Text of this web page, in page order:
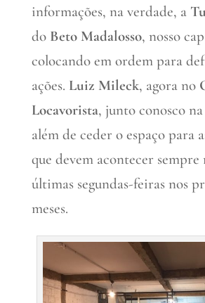
informações, na verdade, a
do Beto Madalosso, nosso
colocando em ordem para
ações. Luiz Mileck, agora no
Locavorista, junto conosco
além de ceder o espaço para
que devem acontecer sempre
últimas segundas-feiras nos
meses.